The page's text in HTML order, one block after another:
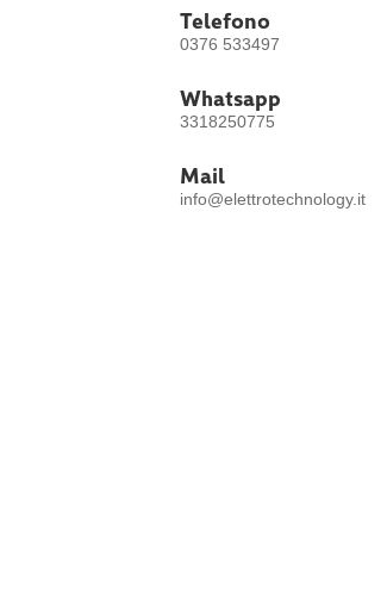
Telefono
0376 533497
Whatsapp
3318250775
Mail
info@elettrotechnology.it